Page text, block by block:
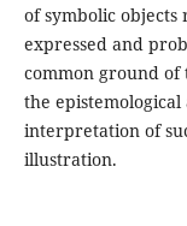
of symbolic objects
expressed and
common ground of
the
interpretation of
illustration.